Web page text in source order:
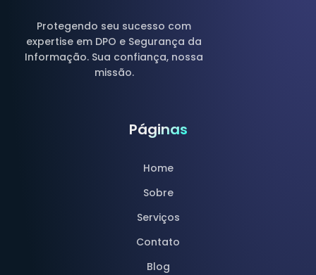
Protegendo seu sucesso com
expertise em DPO e Segurança da
Informação. Sua confiança, nossa
missão.
Páginas
Home
Sobre
Serviços
Contato
Blog